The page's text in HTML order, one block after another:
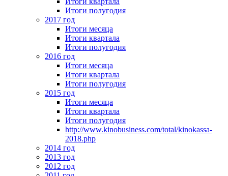
Итоги полугодия
2017 год
Итоги месяца
Итоги квартала
Итоги полугодия
2016 год
Итоги месяца
Итоги квартала
Итоги полугодия
2015 год
Итоги месяца
Итоги квартала
Итоги полугодия
http://www.kinobusiness.com/total/kinokassa-
2018.php
2014 год
2013 год
2012 год